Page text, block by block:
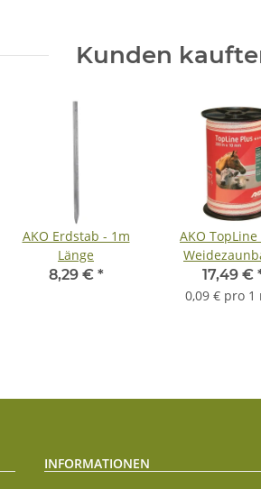
Kunden
AKO Erdstab - 1m
Länge
8,29 € *
AKO TopLine
10mm -
200m
17,49 €
0,09 € pro 1
INFORMATIONEN